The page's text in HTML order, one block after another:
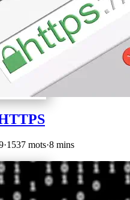
·1537 mots·8 mins